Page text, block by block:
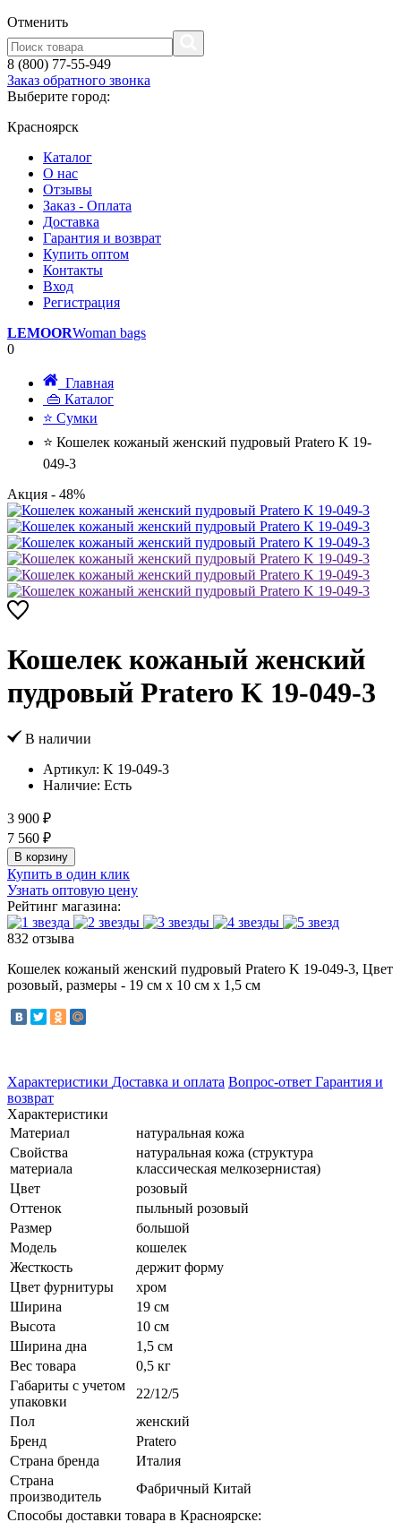
Отменить
8 (800) 77-55-949
Заказ обратного звонка
Выберите город:
Красноярск
Каталог
О нас
Отзывы
Заказ - Оплата
Доставка
Гарантия и возврат
Купить оптом
Контакты
Вход
Регистрация
LEMOORWoman bags
0
Главная
👜 Каталог
⭐ Сумки
⭐ Кошелек кожаный женский пудровый Pratero K 19-
049-3
Акция - 48%
Кошелек кожаный женский
пудровый Pratero K 19-049-3
В наличии
Артикул: K 19-049-3
Наличие: Есть
3 900 ₽
7 560 ₽
В корзину
Купить в один клик
Узнать оптовую цену
Рейтинг магазина:
832 отзыва
Кошелек кожаный женский пудровый Pratero K 19-049-3, Цвет
розовый, размеры - 19 см x 10 см x 1,5 см
Характеристики Доставка и оплата Вопрос-ответ Гарантия и
возврат
Характеристики
Материал
натуральная кожа
Свойства
материала
натуральная кожа (структура
классическая мелкозернистая)
Цвет
розовый
Оттенок
пыльный розовый
Размер
большой
Модель
кошелек
Жесткость
держит форму
Цвет фурнитуры
хром
Ширина
19 см
Высота
10 см
Ширина дна
1,5 см
Вес товара
0,5 кг
Габариты с учетом
упаковки
22/12/5
Пол
женский
Бренд
Pratero
Страна бренда
Италия
Страна
производитель
Фабричный Китай
Способы доставки товара в Красноярске: